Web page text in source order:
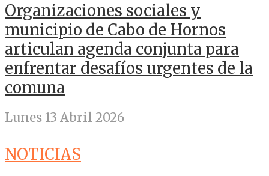
Organizaciones sociales y
municipio de Cabo de Hornos
articulan agenda conjunta para
enfrentar desafíos urgentes de la
comuna
Lunes 13 Abril 2026
NOTICIAS